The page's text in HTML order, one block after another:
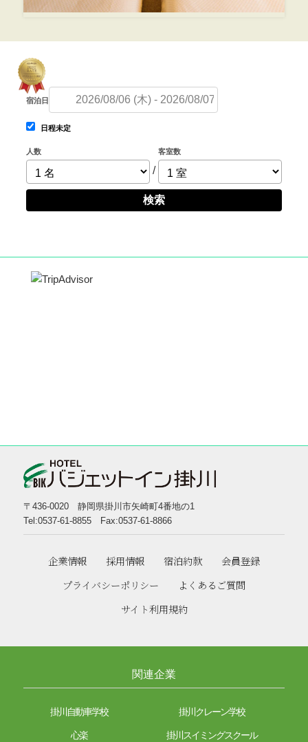
宿泊日
日程未定
人数
/
客室数
検索
〒436-0020 静岡県掛川市矢崎町4番地の1
Tel:0537-61-8855 Fax:0537-61-8866
企業情報 採用情報 宿泊約款
会員登録
プライバシーポリシー
よくあるご質問
サイト利用規約
関連企業
掛川自動車学校 掛川クレーン学校
心楽 掛川スイミングスクール